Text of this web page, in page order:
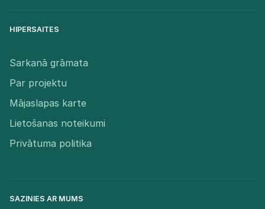
HIPERSAITES
Sarkanā grāmata
Par projektu
Mājaslapas karte
Lietošanas noteikumi
Privātuma politika
SAZINIES AR MUMS